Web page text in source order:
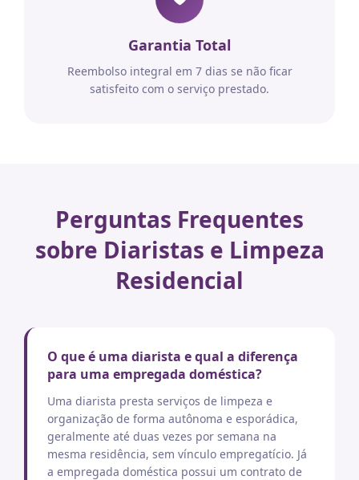
Garantia Total
Reembolso integral em 7 dias se não ficar
satisfeito com o serviço prestado.
Perguntas Frequentes
sobre Diaristas e Limpeza
Residencial
O que é uma diarista e qual a diferença
para uma empregada doméstica?
Uma diarista presta serviços de limpeza e
organização de forma autônoma e esporádica,
geralmente até duas vezes por semana na
mesma residência, sem vínculo empregatício. Já
a empregada doméstica possui um contrato de